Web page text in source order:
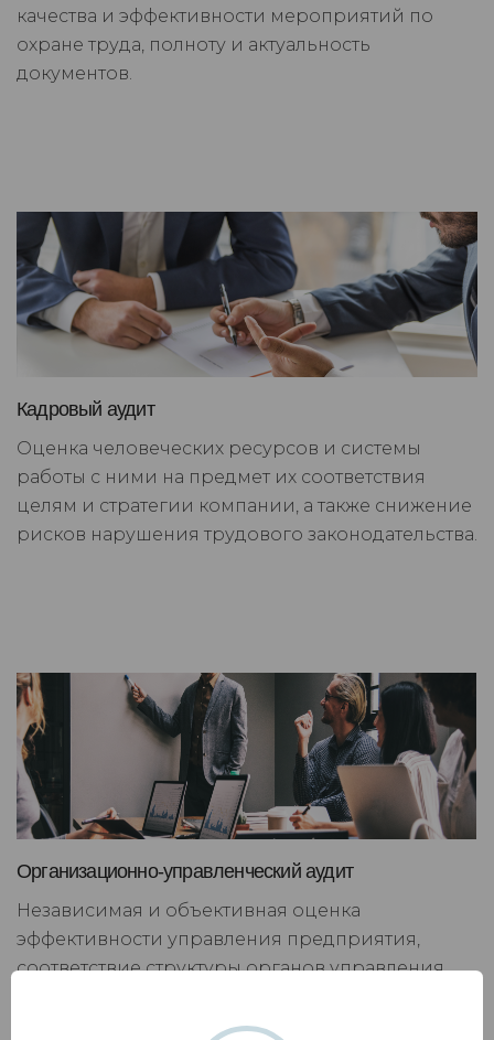
качества и эффективности мероприятий по
охране труда, полноту и актуальность
документов.
Кадровый аудит
Оценка человеческих ресурсов и системы
работы с ними на предмет их соответствия
целям и стратегии компании, а также снижение
рисков нарушения трудового законодательства.
Организационно-управленческий аудит
Независимая и объективная оценка
эффективности управления предприятия,
соответствие структуры органов управления